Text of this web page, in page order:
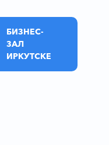
БИЗНЕС-
ЗАЛ
ИРКУТСКЕ